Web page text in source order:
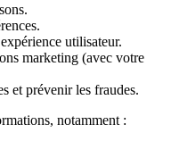
utilisateur.
marketing (avec votre
et prévenir les fraudes.
notamment :